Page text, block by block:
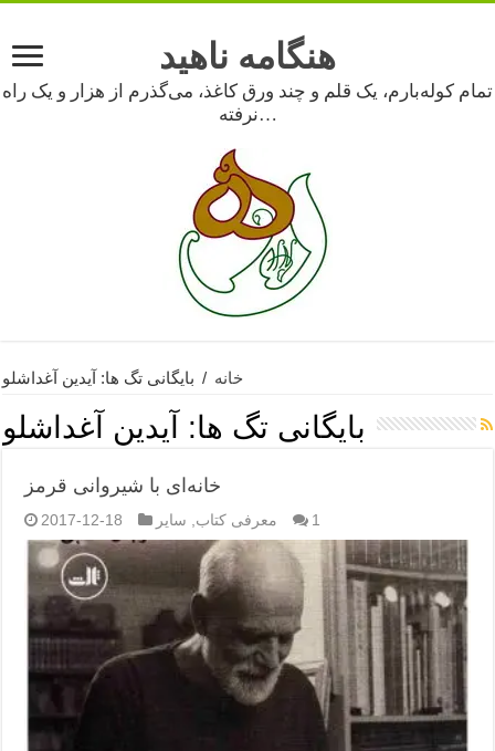
هنگامه ناهید
تمام کوله‌بارم، یک قلم و چند ورق کاغذ، می‌گذرم از هزار و یک راه
نرفته…
خانه / بایگانی تگ ها: آیدین آغداشلو
بایگانی تگ ها: آیدین آغداشلو
خانه‌ای با شیروانی قرمز
2017-12-18 معرفی کتاب سایر 1